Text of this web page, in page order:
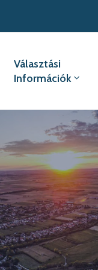
Választási
Információk